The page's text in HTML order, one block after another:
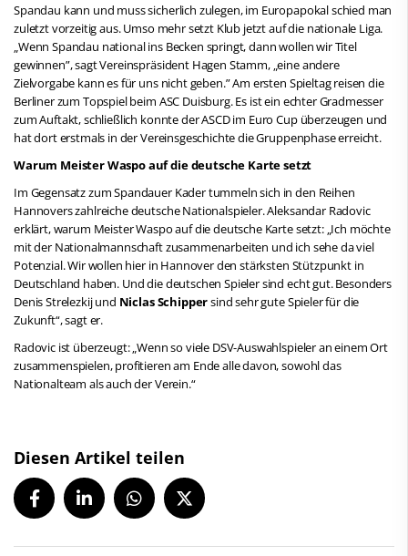
Spandau kann und muss sicherlich zulegen, im Europapokal schied man
zuletzt vorzeitig aus. Umso mehr setzt Klub jetzt auf die nationale Liga.
„Wenn Spandau national ins Becken springt, dann wollen wir Titel
gewinnen”, sagt Vereinspräsident Hagen Stamm, „eine andere
Zielvorgabe kann es für uns nicht geben.” Am ersten Spieltag reisen die
Berliner zum Topspiel beim ASC Duisburg. Es ist ein echter Gradmesser
zum Auftakt, schließlich konnte der ASCD im Euro Cup überzeugen und
hat dort erstmals in der Vereinsgeschichte die Gruppenphase erreicht.
Warum Meister Waspo auf die deutsche Karte setzt
Im Gegensatz zum Spandauer Kader tummeln sich in den Reihen
Hannovers zahlreiche deutsche Nationalspieler. Aleksandar Radovic
erklärt, warum Meister Waspo auf die deutsche Karte setzt: „Ich möchte
mit der Nationalmannschaft zusammenarbeiten und ich sehe da viel
Potenzial. Wir wollen hier in Hannover den stärksten Stützpunkt in
Deutschland haben. Und die deutschen Spieler sind echt gut. Besonders
Denis Strelezkij und Niclas Schippersind sehr gute Spieler für die
Zukunft“, sagt er.
Radovic ist überzeugt: „Wenn so viele DSV-Auswahlspieler an einem Ort
zusammenspielen, profitieren am Ende alle davon, sowohl das
Nationalteam als auch der Verein.“
Diesen Artikel teilen